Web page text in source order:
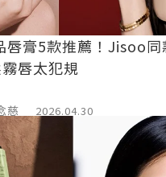
唇膏5款推薦！Jisoo同
唇太犯規
慈
2026.04.30